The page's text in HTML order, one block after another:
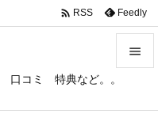
コミ 特典など。。

 RSS Feedly